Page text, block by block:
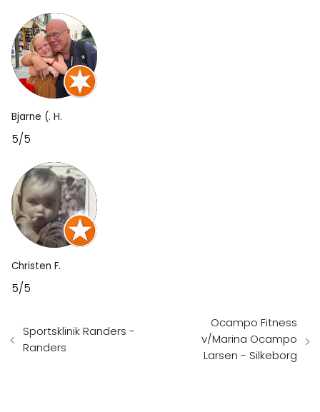
Bjarne (. H.
5/5
Christen F.
5/5
Sportsklinik Randers -
Randers
Ocampo Fitness
v/Marina Ocampo
Larsen - Silkeborg